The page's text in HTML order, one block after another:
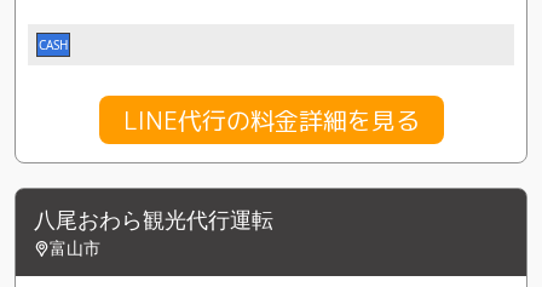
CASH
LINE代行の料金詳細を見る
八尾おわら観光代行運転
富山市